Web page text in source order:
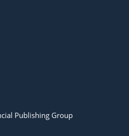
Publishing Group